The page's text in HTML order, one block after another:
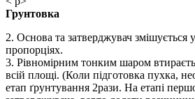
Грунтовка
2. Основа та затверджувач змішується
пропорціях.
3. Рівномірним тонким шаром
всій площі. (Коли підготовка пухка,
етап ґрунтування 2рази. На етапі